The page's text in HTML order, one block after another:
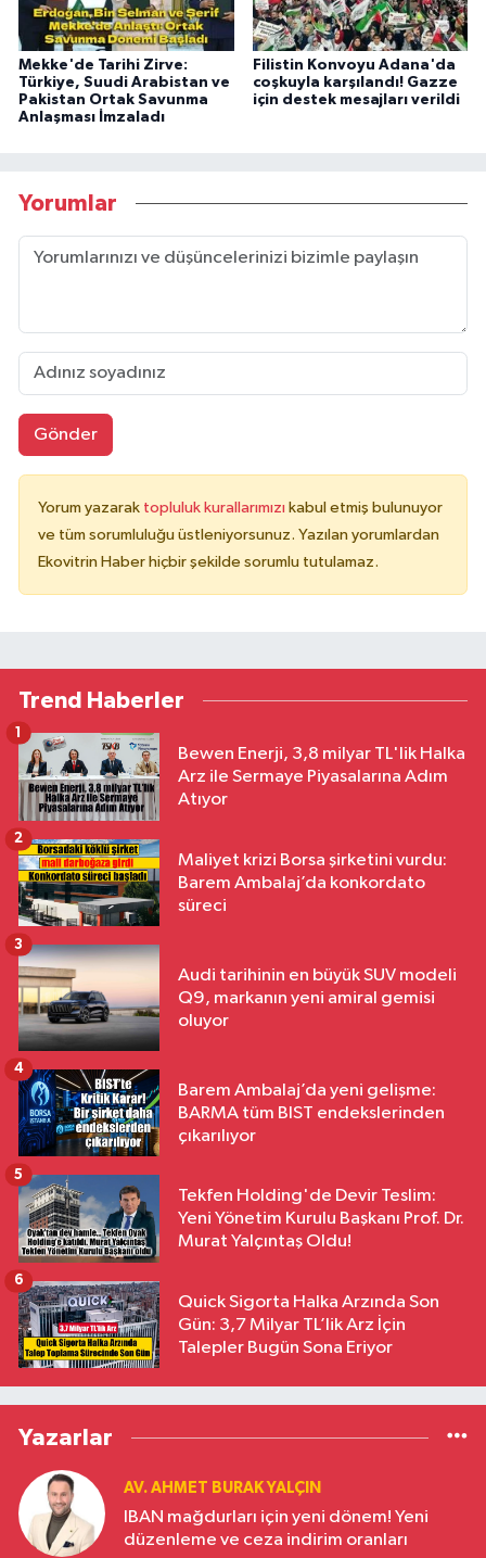
Mekke'de Tarihi Zirve:
Türkiye, Suudi Arabistan ve
Pakistan Ortak Savunma
Anlaşması İmzaladı
Filistin Konvoyu Adana'da
coşkuyla karşılandı! Gazze
için destek mesajları verildi
Yorumlar
Gönder
Yorum yazarak topluluk kurallarımızı kabul etmiş bulunuyor
ve tüm sorumluluğu üstleniyorsunuz. Yazılan yorumlardan
Ekovitrin Haber hiçbir şekilde sorumlu tutulamaz.
Trend Haberler
Bewen Enerji, 3,8 milyar TL'lik Halka
Arz ile Sermaye Piyasalarına Adım
Atıyor
1
Maliyet krizi Borsa şirketini vurdu:
Barem Ambalaj’da konkordato
süreci
2
Audi tarihinin en büyük SUV modeli
Q9, markanın yeni amiral gemisi
oluyor
3
Barem Ambalaj’da yeni gelişme:
BARMA tüm BIST endekslerinden
çıkarılıyor
4
Tekfen Holding'de Devir Teslim:
Yeni Yönetim Kurulu Başkanı Prof. Dr.
Murat Yalçıntaş Oldu!
5
Quick Sigorta Halka Arzında Son
Gün: 3,7 Milyar TL’lik Arz İçin
Talepler Bugün Sona Eriyor
6
Yazarlar
AV. AHMET BURAK YALÇIN
IBAN mağdurları için yeni dönem! Yeni
düzenleme ve ceza indirim oranları